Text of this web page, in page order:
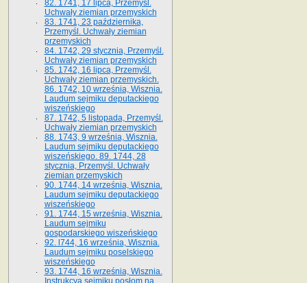
82. 1741, 17 lipca, Przemyśl.
Uchwały ziemian przemyskich
83. 1741, 23 października,
Przemyśl. Uchwały ziemian
przemyskich
84. 1742, 29 stycznia, Przemyśl.
Uchwały ziemian przemyskich
85. 1742, 16 lipca, Przemyśl.
Uchwały ziemian przemyskich.
86. 1742, 10 września, Wisznia.
Laudum sejmiku deputackiego
wiszeńskiego
87. 1742, 5 listopada, Przemyśl.
Uchwały ziemian przemyskich
88. 1743, 9 września, Wisznia.
Laudum sejmiku deputackiego
wiszeńskiego. 89. 1744, 28
stycznia, Przemyśl. Uchwały
ziemian przemyskich
90. 1744, 14 września, Wisznia.
Laudum sejmiku deputackiego
wiszeńskiego
91. 1744, 15 września, Wisznia.
Laudum sejmiku
gospodarskiego wiszeńskiego
92. l744, 16 września, Wisznia.
Laudum sejmiku poselskiego
wiszeńskiego
93. 1744, 16 września, Wisznia.
Instrukcya sejmiku posłom na